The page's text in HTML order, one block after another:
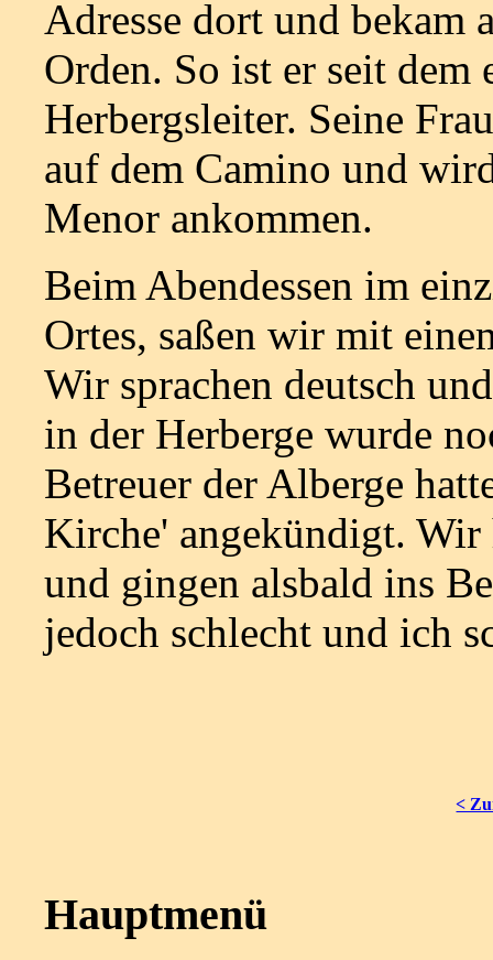
Adresse dort und bekam
Orden. So ist er seit dem
Herbergsleiter. Seine
auf dem Camino und
Menor ankommen.
Beim Abendessen im
Ortes, saßen wir mit
Wir sprachen deutsch
in der Herberge wurde
Betreuer der Alberge
Kirche' angekündigt. Wir
und gingen alsbald ins
jedoch schlecht und ich
<
Hauptmenü